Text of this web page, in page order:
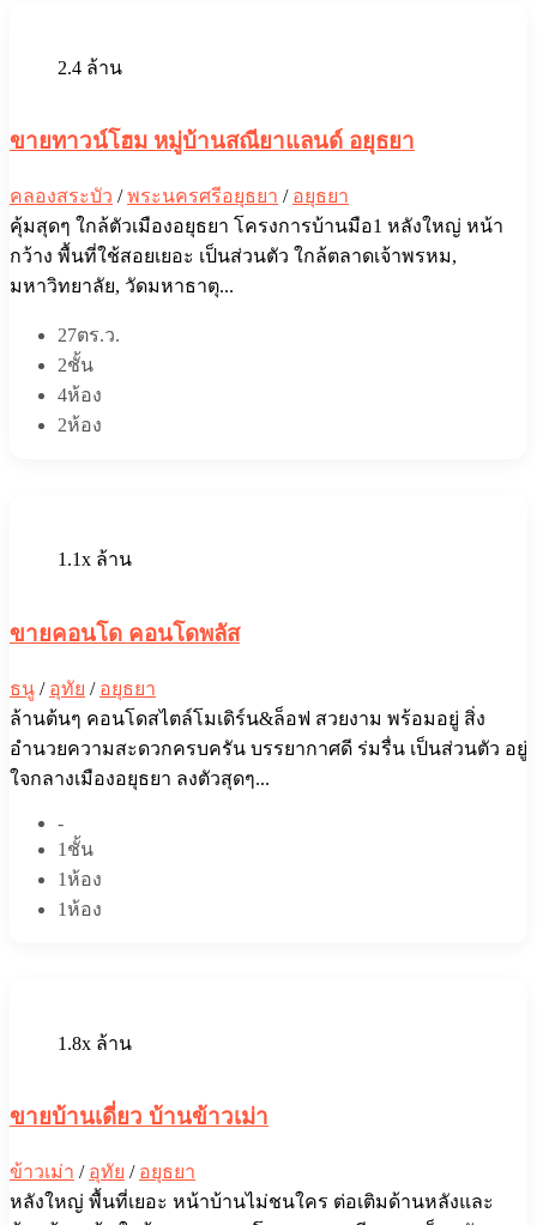
2.4 ล้าน
ขายทาวน์โฮม หมู่บ้านสณียาแลนด์ อยุธยา
คลองสระบัว /พระนครศรีอยุธยา / อยุธยา
คุ้มสุดๆ ใกล้ตัวเมืองอยุธยา โครงการบ้านมือ1 หลังใหญ่ หน้า
กว้าง พื้นที่ใช้สอยเยอะ เป็นส่วนตัว ใกล้ตลาดเจ้าพรหม,
มหาวิทยาลัย, วัดมหาธาตุ...
27ตร.ว.
2ชั้น
4ห้อง
2ห้อง
1.1x ล้าน
ขายคอนโด คอนโดพลัส
ธนู / อุทัย / อยุธยา
ล้านต้นๆ คอนโดสไตล์โมเดิร์น&ล็อฟ สวยงาม พร้อมอยู่ สิ่ง
อำนวยความสะดวกครบครัน บรรยากาศ​ดี ร่มรื่น​ เป็นส่วนตัว อยู่
ใจกลางเมืองอยุธยา ลงตัวสุดๆ...
-
1ชั้น
1ห้อง
1ห้อง
1.8x ล้าน
ขายบ้านเดี่ยว บ้านข้าวเม่า
ข้าวเม่า / อุทัย / อยุธยา
หลังใหญ่ พื้นที่เยอะ หน้าบ้านไม่ชนใคร ต่อเติมด้านหลังและ